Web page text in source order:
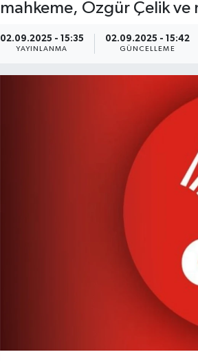
mahkeme, Özgür Çelik ve
02.09.2025 - 15:35
YAYINLANMA
02.09.2025 - 15:42
GÜNCELLEME